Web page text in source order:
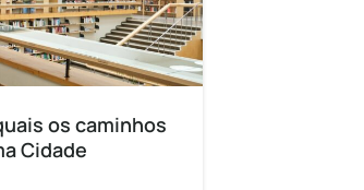
os caminhos
Cidade